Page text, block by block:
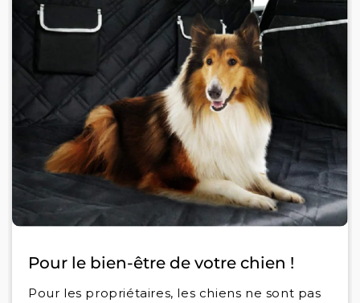
Pour le bien-être de votre chien !
Pour les propriétaires, les chiens ne sont pas